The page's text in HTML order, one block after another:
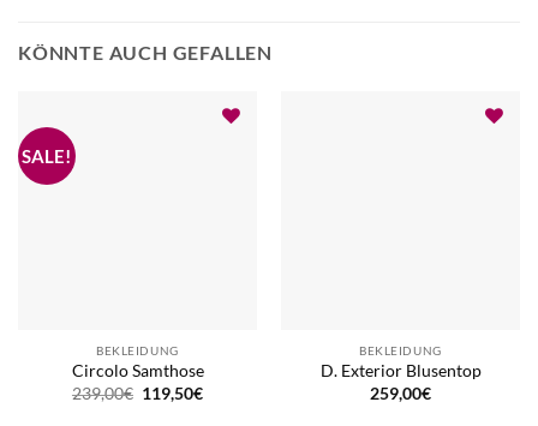
KÖNNTE AUCH GEFALLEN
BEKLEIDUNG
Circolo Samthose
239,00€ Ursprünglicher
Preis
119,50€Aktueller
BEKLEIDUNG
D. Exterior Blusentop
259,00€